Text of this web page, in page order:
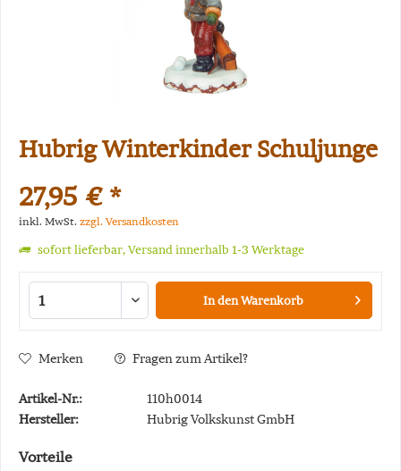
Hubrig Winterkinder Schuljunge
27,95 € *
inkl. MwSt. zzgl. Versandkosten
sofort lieferbar, Versand innerhalb 1-3 Werktage
In denWarenkorb
Merken Fragen zum Artikel?
Artikel-Nr.:
110h0014
Hersteller:
Hubrig Volkskunst GmbH
Vorteile